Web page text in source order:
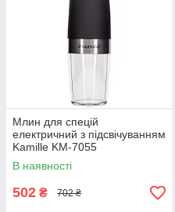
Млин для спецій
електричний з підсвічуванням
Kamille KM-7055
В наявності
502 ₴ 702 ₴